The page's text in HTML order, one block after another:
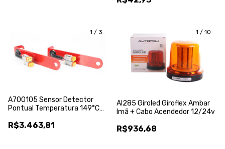
1 / 3
A700105 Sensor Detector
Pontual Temperatura 149°C
R$3.463,81
1 / 10
Al285 Giroled Giroflex Ambar
Imã + Cabo Acendedor 12/24v
R$936,68